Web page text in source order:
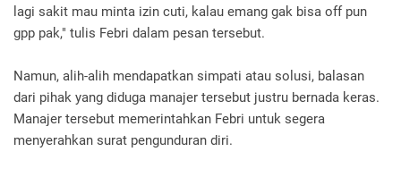
lagi sakit mau minta izin cuti, kalau emang gak bisa off pun
gpp pak," tulis Febri dalam pesan tersebut.
Namun, alih-alih mendapatkan simpati atau solusi, balasan
dari pihak yang diduga manajer tersebut justru bernada keras.
Manajer tersebut memerintahkan Febri untuk segera
menyerahkan surat pengunduran diri.